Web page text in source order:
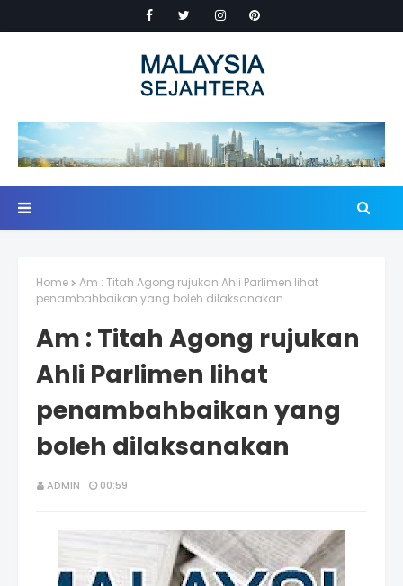
Home
Am : Titah Agong rujukan Ahli Parlimen lihat
penambahbaikan yang boleh dilaksanakan
Am : Titah Agong rujukan
Ahli Parlimen lihat
penambahbaikan yang
boleh dilaksanakan
ADMIN 00:59